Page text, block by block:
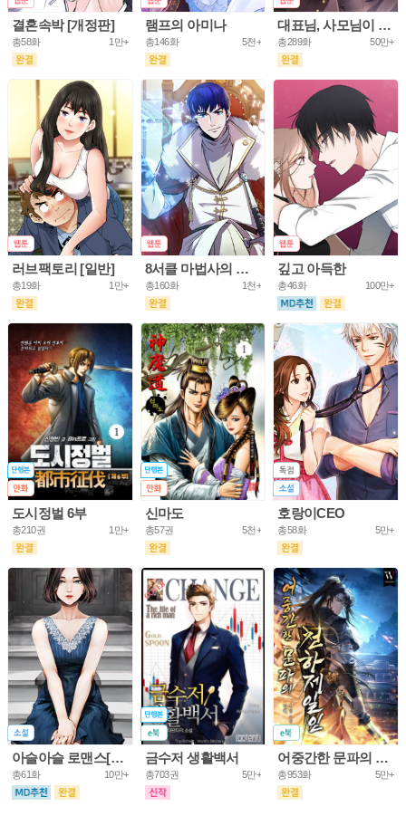
결혼속박 [개정판]
총58화 1만+
램프의 아미나
총146화 5천+
대표님, 사모님이 도망가요
총289화 50만+
러브팩토리 [일반]
총19화 1만+
8서클 마법사의 환생
총160화 1천+
깊고 아득한
총46화 100만+
도시정벌 6부
총210권 1만+
신마도
총57권 5천+
호랑이CEO
총58화 5만+
아슬아슬 로맨스[개정판]
총61화 10만+
금수저 생활백서
총703권 5만+
어중간한 문파의 천하제일인
총953화 5만+